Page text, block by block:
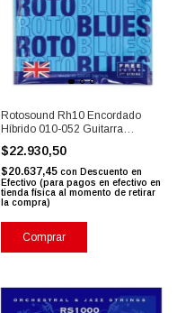
Rotosound Rh10 Encordado
Híbrido 010-052 Guitarra
Eléctrica
$22.930,50
$20.637,45 con Descuento en
Efectivo (para pagos en efectivo en
tienda física al momento de retirar
la compra)